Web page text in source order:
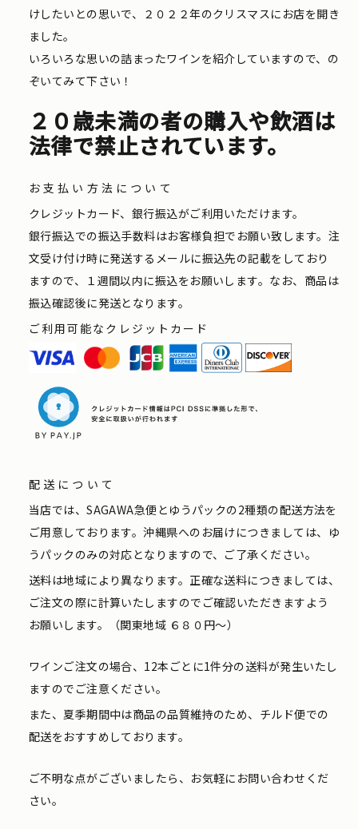
けしたいとの思いで、２０２２年のクリスマスにお店を開き
ました。
いろいろな思いの詰まったワインを紹介していますので、の
ぞいてみて下さい！
２０歳未満の者の購入や飲酒は
法律で禁止されています。
お支払い方法について
クレジットカード、銀行振込がご利用いただけます。
銀行振込での振込手数料はお客様負担でお願い致します。注
文受け付け時に発送するメールに振込先の記載をしており
ますので、１週間以内に振込をお願いします。なお、商品は
振込確認後に発送となります。
ご利用可能なクレジットカード
配送について
当店では、SAGAWA急便とゆうパックの2種類の配送方法を
ご用意しております。沖縄県へのお届けにつきましては、ゆ
うパックのみの対応となりますので、ご了承ください。
送料は地域により異なります。正確な送料につきましては、
ご注文の際に計算いたしますのでご確認いただきますよう
お願いします。（関東地域 ６８０円〜）
ワインご注文の場合、12本ごとに1件分の送料が発生いたし
ますのでご注意ください。
また、夏季期間中は商品の品質維持のため、チルド便での
配送をおすすめしております。
ご不明な点がございましたら、お気軽にお問い合わせくだ
さい。